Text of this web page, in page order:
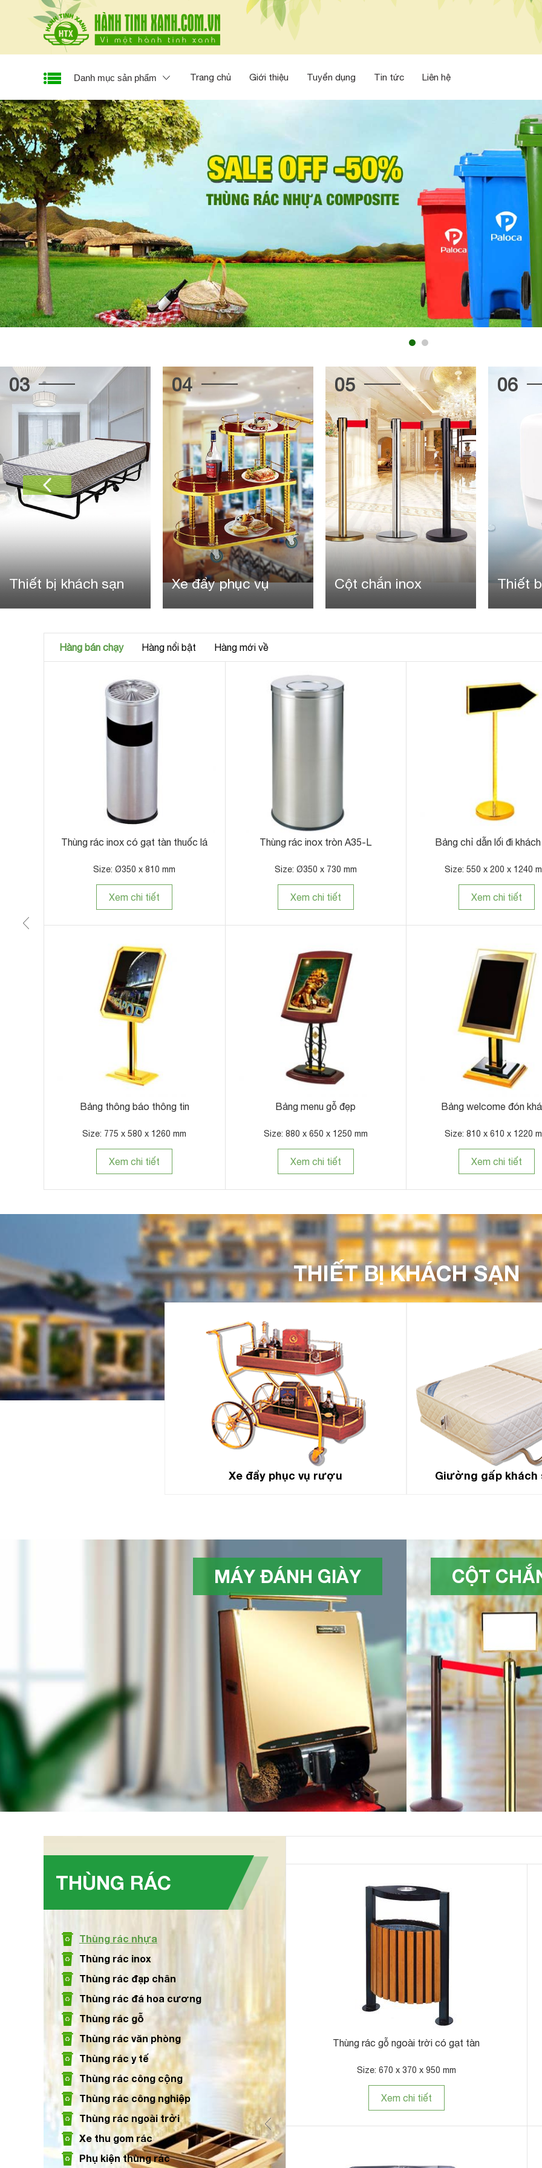
Danh mục sản phẩm Trang chủ Giới thiệu Tuyển dụng Tin tức Liên hệ
03
Thiết bị khách sạn
04
Xe đẩy phục vụ
05
Cột chắn inox
06
Thiết
Hàng bán chạy Hàng nổi bật Hàng mới về
Thùng rác inox có gạt tàn thuốc lá
Size: Ø350 x 810 mm
Xem chi tiết
Thùng rác inox tròn A35-L
Size: Ø350 x 730 mm
Xem chi tiết
Bảng chỉ dẫn lối đi
Size: 550 x 200 x 1240
Xem chi tiết
Bảng thông báo thông tin
Size: 775 x 580 x 1260 mm
Xem chi tiết
Bảng menu gỗ đẹp
Size: 880 x 650 x 1250 mm
Xem chi tiết
Bảng welcome đón
Size: 810 x 610 x 1220
Xem chi tiết
THIẾT BỊ KHÁCH SẠN
Xe đẩy phục vụ rượu Giường gấp khách
MÁY ĐÁNH GIÀY CỘT
THÙNG RÁC
Thùng rác nhựa
Thùng rác inox
Thùng rác đạp chân
Thùng rác đá hoa cương
Thùng rác gỗ
Thùng rác văn phòng
Thùng rác y tế
Thùng rác công cộng
Thùng rác công nghiệp
Thùng rác ngoài trời
Xe thu gom rác
Phụ kiện thùng rác
Thùng rác thép sơn đen nắp lật Ø25
Thùng rác nhựa màu ghi 240L
Size: 740 x 600 x 1015 mm
Xem chi tiết
Thùng rác gỗ ngoài trời có gạt tàn
Size: 670 x 370 x 950 mm
Xem chi tiết